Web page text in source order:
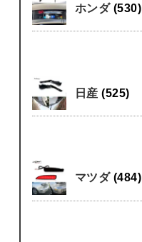
ホンダ (530)
日産(525)
マツダ (484)